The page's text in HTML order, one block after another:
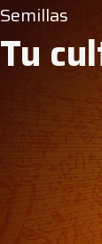
Tu
Semillas